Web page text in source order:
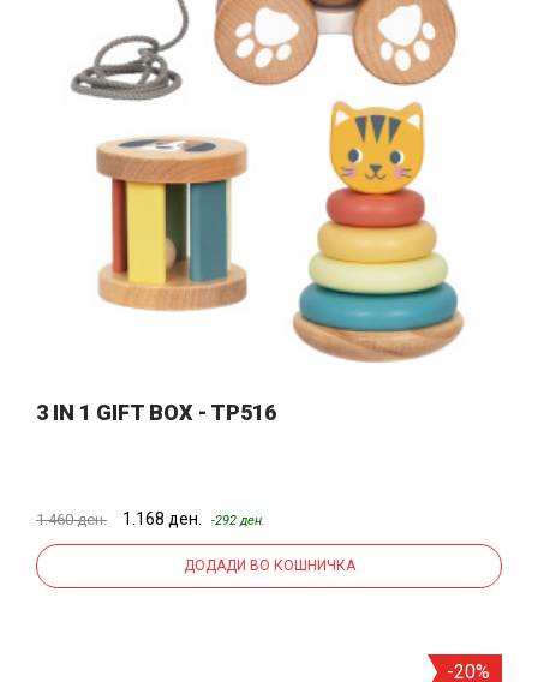
3 IN 1 GIFT BOX - TP516
1.460 ден. 1.168 ден. -292 ден.
ДОДАДИ ВО КОШНИЧКА
-20%